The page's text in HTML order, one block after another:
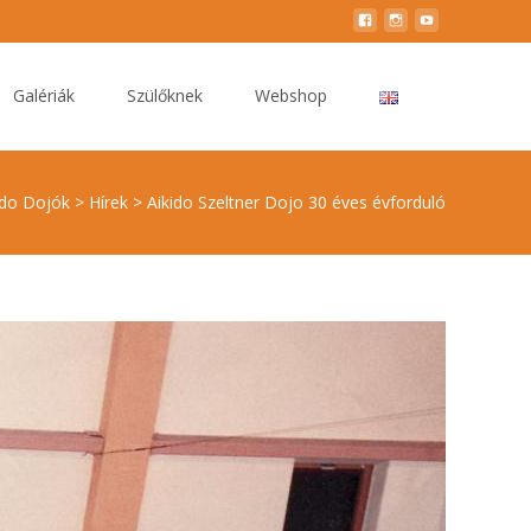
Galériák Szülőknek Webshop
Dojók > Hírek > Aikido Szeltner Dojo 30 éves évforduló